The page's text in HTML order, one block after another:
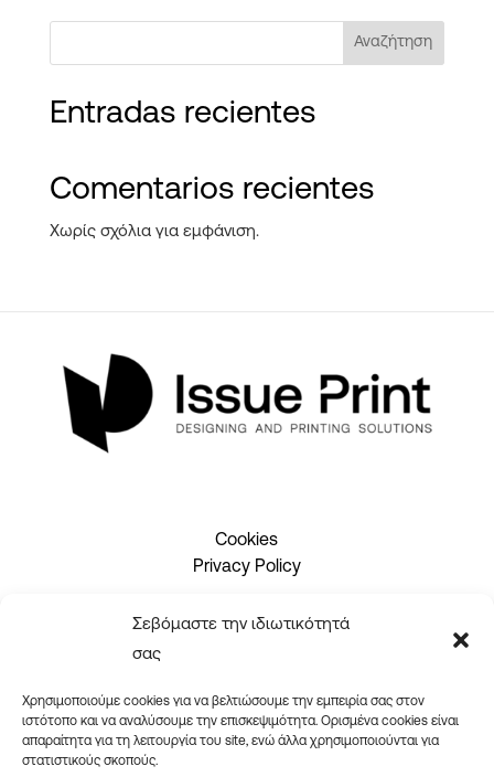
Σεβόμαστε την ιδιωτικότητά
σας
Χρησιμοποιούμε cookies για να βελτιώσουμε την εμπειρία σας στον
ιστότοπο και να αναλύσουμε την επισκεψιμότητα. Ορισμένα cookies είναι
απαραίτητα για τη λειτουργία του site, ενώ άλλα χρησιμοποιούνται για
στατιστικούς σκοπούς.
Αναζήτηση
Entradas recientes
Comentarios recientes
Χωρίς σχόλια για εμφάνιση.
Cookies
Privacy Policy
2310 465660
info@issueprint.gr|ipsilou@gmail.com